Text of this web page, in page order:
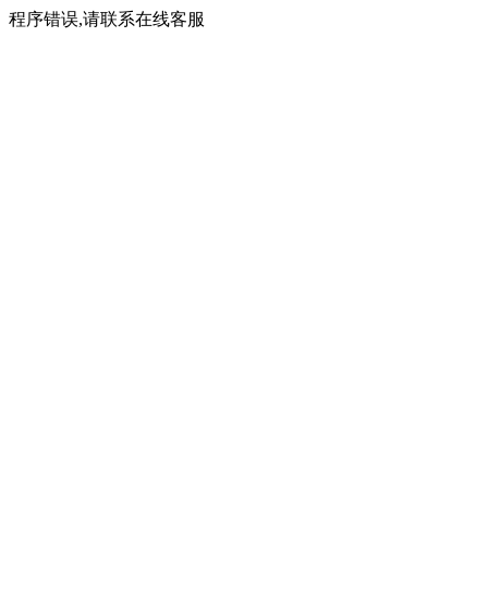
程序错误,请联系在线客服